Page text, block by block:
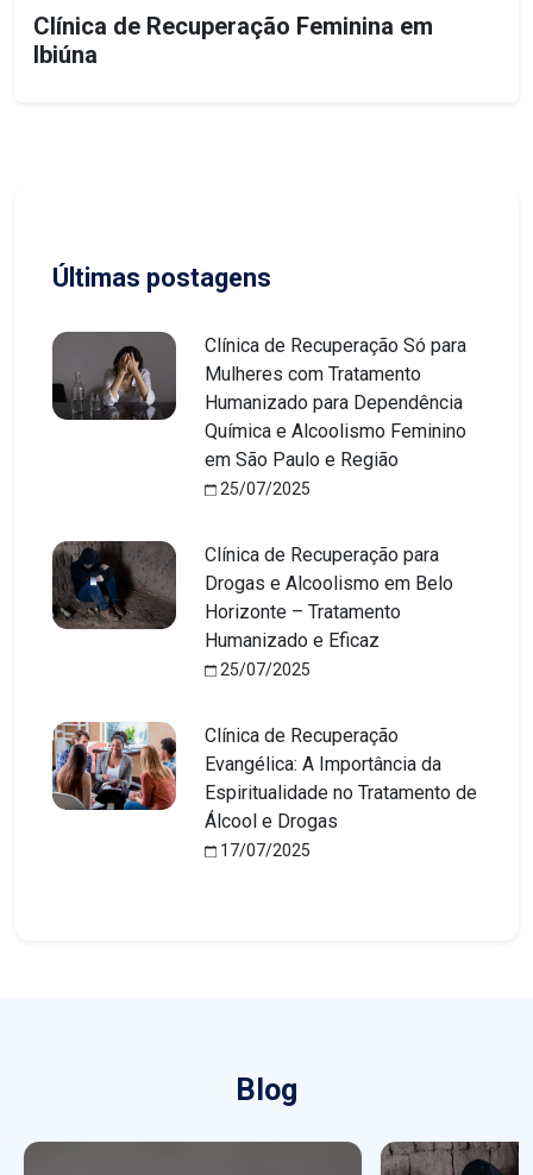
Clínica de Recuperação Feminina em
Ibiúna
Últimas postagens
Clínica de Recuperação Só para
Mulheres com Tratamento
Humanizado para Dependência
Química e Alcoolismo Feminino
em São Paulo e Região
25/07/2025
Clínica de Recuperação para
Drogas e Alcoolismo em Belo
Horizonte – Tratamento
Humanizado e Eficaz
25/07/2025
Clínica de Recuperação
Evangélica: A Importância da
Espiritualidade no Tratamento de
Álcool e Drogas
17/07/2025
Blog